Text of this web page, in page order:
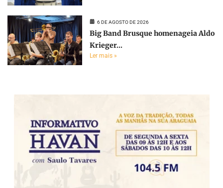
6 DE AGOSTO DE 2026
Big Band Brusque homenageia Aldo
Krieger...
Ler mais »